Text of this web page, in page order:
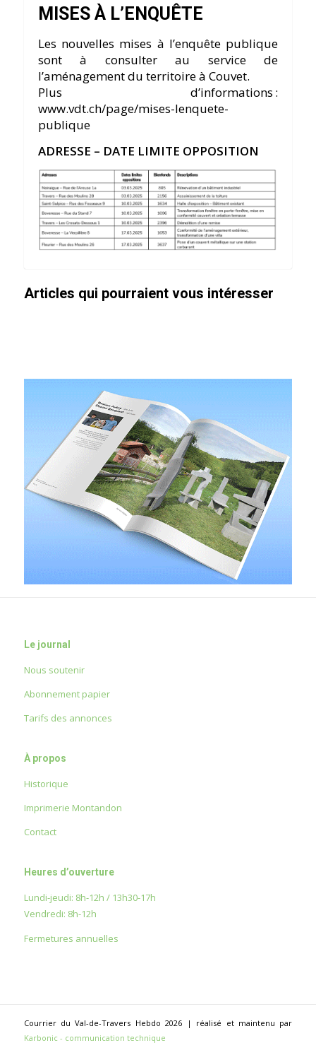
MISES À L’ENQUÊTE
Les nouvelles mises à l’enquête publique
sont à consulter au service de
l’aménagement du territoire à Couvet.
Plus d’informations :
www.vdt.ch/page/mises-lenquete-
publique
ADRESSE – DATE LIMITE OPPOSITION
Articles qui pourraient vous intéresser
Le journal
Nous soutenir
Abonnement papier
Tarifs des annonces
À propos
Historique
Imprimerie Montandon
Contact
Heures d’ouverture
Lundi-jeudi: 8h-12h / 13h30-17h
Vendredi: 8h-12h
Fermetures annuelles
Courrier du Val-de-Travers Hebdo 2026 | réalisé et maintenu par
Karbonic - communication technique